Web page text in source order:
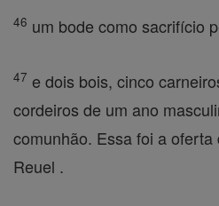
46 um bode como sacrifício
47 e dois bois, cinco
cordeiros de um ano
comunhão. Essa foi a
Reuel .